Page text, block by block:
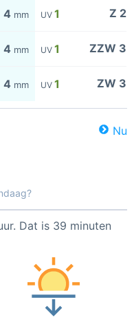
4 mm UV 1 Z 2
4 mm UV 1 ZZW 3
4 mm UV 1 ZW 3
Nu
Dat is 39 minuten